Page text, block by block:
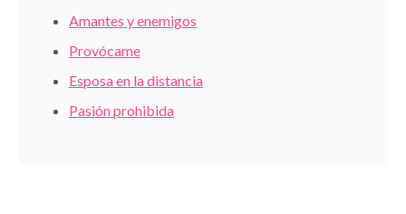
Amantes y enemigos
Provócame
Esposa en la distancia
Pasión prohibida